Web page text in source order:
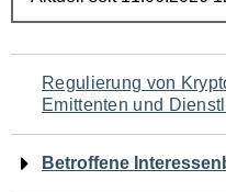
Navigation
für
den
Regulierung von
Emittenten und
Betroffene